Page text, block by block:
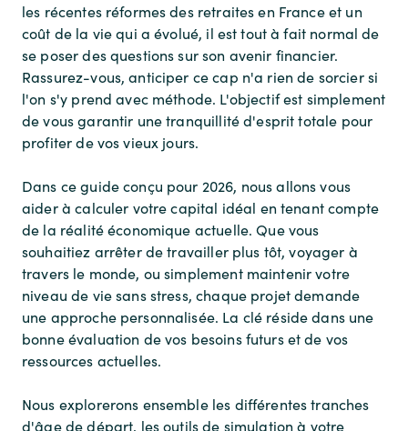
les récentes réformes des retraites en France et un
coût de la vie qui a évolué, il est tout à fait normal de
se poser des questions sur son avenir financier.
Rassurez-vous, anticiper ce cap n'a rien de sorcier si
l'on s'y prend avec méthode. L'objectif est simplement
de vous garantir une tranquillité d'esprit totale pour
profiter de vos vieux jours.
Dans ce guide conçu pour 2026, nous allons vous
aider à calculer votre capital idéal en tenant compte
de la réalité économique actuelle. Que vous
souhaitiez arrêter de travailler plus tôt, voyager à
travers le monde, ou simplement maintenir votre
niveau de vie sans stress, chaque projet demande
une approche personnalisée. La clé réside dans une
bonne évaluation de vos besoins futurs et de vos
ressources actuelles.
Nous explorerons ensemble les différentes tranches
d'âge de départ, les outils de simulation à votre